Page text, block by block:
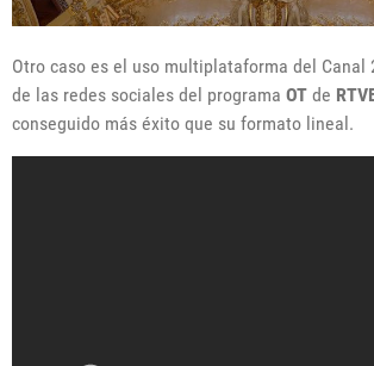
Otro caso es el uso multiplataforma del Canal
de las redes sociales del programa OT de
conseguido más éxito que su formato lineal.